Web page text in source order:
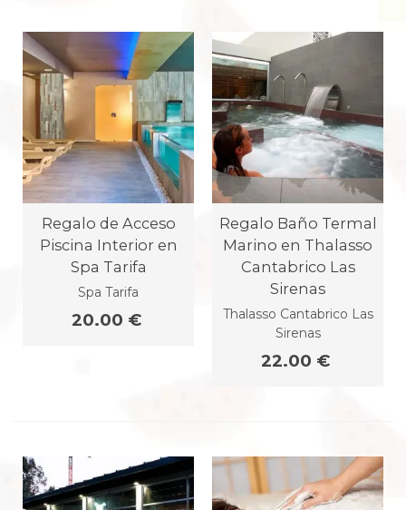
Regalo de Acceso
Piscina Interior en
Spa Tarifa
Spa Tarifa
20.00 €
Regalo Baño Termal
Marino en Thalasso
Cantabrico Las
Sirenas
Thalasso Cantabrico Las
Sirenas
22.00 €